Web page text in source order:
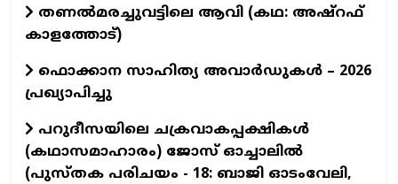
തണൽമരച്ചുവട്ടിലെ ആവി (കഥ: അഷ്‌റഫ്
കാളത്തോട്)
ഫൊക്കാന സാഹിത്യ അവാർഡുകൾ – 2026
പ്രഖ്യാപിച്ചു
പറുദീസയിലെ ചക്രവാകപ്പക്ഷികൾ
(കഥാസമാഹാരം) ജോസ് ഓച്ചാലിൽ
(പുസ്തക പരിചയം - 18: ബാജി ഓടംവേലി,